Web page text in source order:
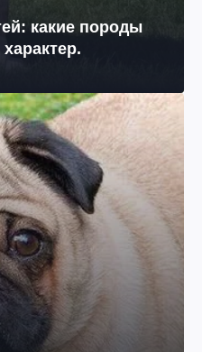
какие породы